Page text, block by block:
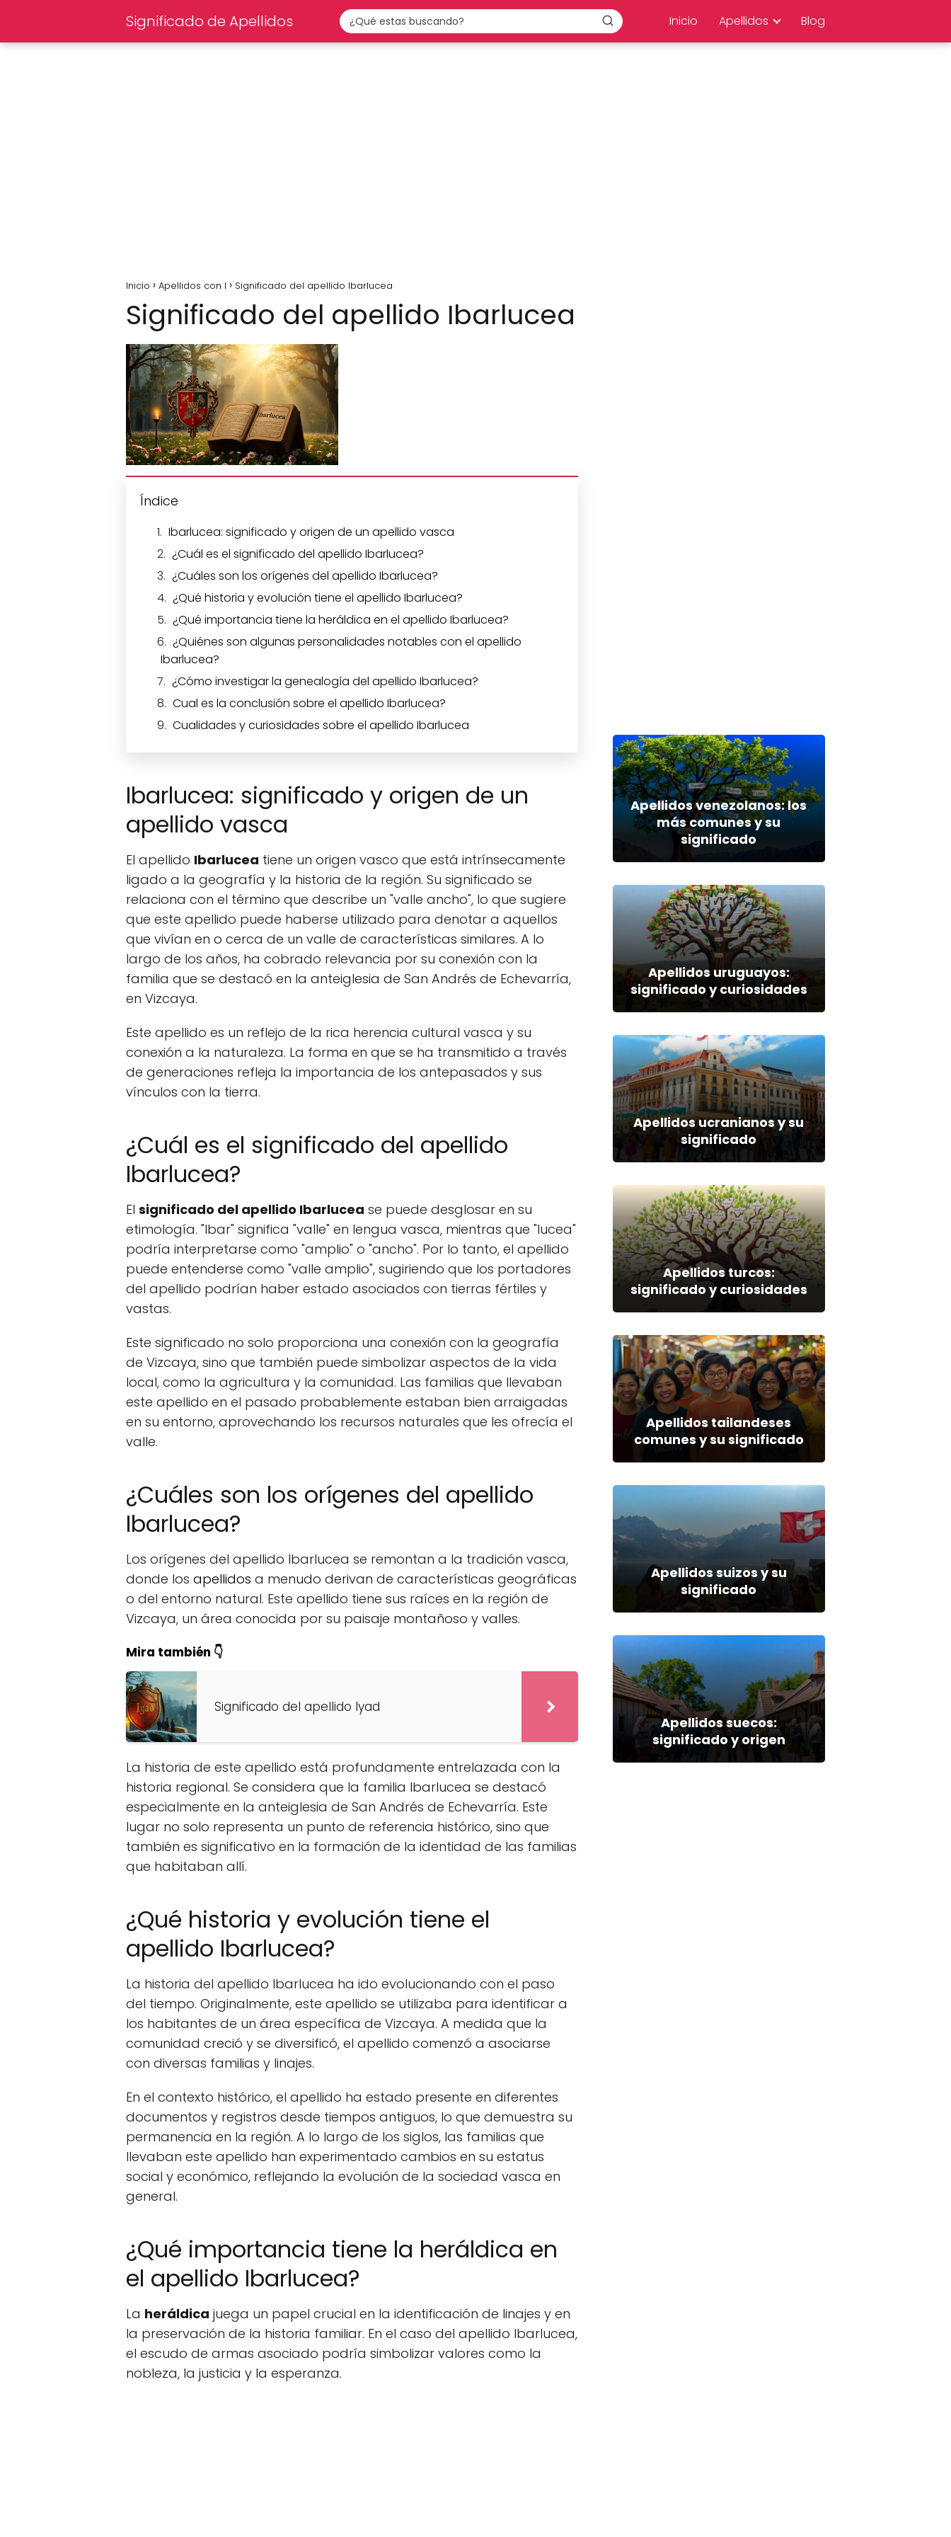
Significado de Apellidos Inicio Apellidos Blog
Inicio Apellidos con I Significado del apellido Ibarlucea
Significado del apellido Ibarlucea
Índice
Ibarlucea: significado y origen de un apellido vasca
¿Cuál es el significado del apellido Ibarlucea?
¿Cuáles son los orígenes del apellido Ibarlucea?
¿Qué historia y evolución tiene el apellido Ibarlucea?
¿Qué importancia tiene la heráldica en el apellido Ibarlucea?
¿Quiénes son algunas personalidades notables con el apellido
Ibarlucea?
¿Cómo investigar la genealogía del apellido Ibarlucea?
Cual es la conclusión sobre el apellido Ibarlucea?
Cualidades y curiosidades sobre el apellido Ibarlucea
Ibarlucea: significado y origen de un
apellido vasca
El apellido Ibarlucea tiene un origen vasco que está intrínsecamente
ligado a la geografía y la historia de la región. Su significado se
relaciona con el término que describe un "valle ancho", lo que sugiere
que este apellido puede haberse utilizado para denotar a aquellos
que vivían en o cerca de un valle de características similares. A lo
largo de los años, ha cobrado relevancia por su conexión con la
familia que se destacó en la anteiglesia de San Andrés de Echevarría,
en Vizcaya.
Este apellido es un reflejo de la rica herencia cultural vasca y su
conexión a la naturaleza. La forma en que se ha transmitido a través
de generaciones refleja la importancia de los antepasados y sus
vínculos con la tierra.
¿Cuál es el significado del apellido
Ibarlucea?
El significado del apellido Ibarlucea se puede desglosar en su
etimología. "Ibar" significa "valle" en lengua vasca, mientras que "lucea"
podría interpretarse como "amplio" o "ancho". Por lo tanto, el apellido
puede entenderse como "valle amplio", sugiriendo que los portadores
del apellido podrían haber estado asociados con tierras fértiles y
vastas.
Este significado no solo proporciona una conexión con la geografía
de Vizcaya, sino que también puede simbolizar aspectos de la vida
local, como la agricultura y la comunidad. Las familias que llevaban
este apellido en el pasado probablemente estaban bien arraigadas
en su entorno, aprovechando los recursos naturales que les ofrecía el
valle.
¿Cuáles son los orígenes del apellido
Ibarlucea?
Los orígenes del apellido Ibarlucea se remontan a la tradición vasca,
donde los apellidos a menudo derivan de características geográficas
o del entorno natural. Este apellido tiene sus raíces en la región de
Vizcaya, un área conocida por su paisaje montañoso y valles.
Mira también 👇
Significado del apellido Iyad
La historia de este apellido está profundamente entrelazada con la
historia regional. Se considera que la familia Ibarlucea se destacó
especialmente en la anteiglesia de San Andrés de Echevarría. Este
lugar no solo representa un punto de referencia histórico, sino que
también es significativo en la formación de la identidad de las familias
que habitaban allí.
¿Qué historia y evolución tiene el
apellido Ibarlucea?
La historia del apellido Ibarlucea ha ido evolucionando con el paso
del tiempo. Originalmente, este apellido se utilizaba para identificar a
los habitantes de un área específica de Vizcaya. A medida que la
comunidad creció y se diversificó, el apellido comenzó a asociarse
con diversas familias y linajes.
En el contexto histórico, el apellido ha estado presente en diferentes
documentos y registros desde tiempos antiguos, lo que demuestra su
permanencia en la región. A lo largo de los siglos, las familias que
llevaban este apellido han experimentado cambios en su estatus
social y económico, reflejando la evolución de la sociedad vasca en
general.
¿Qué importancia tiene la heráldica en
el apellido Ibarlucea?
La heráldica juega un papel crucial en la identificación de linajes y en
la preservación de la historia familiar. En el caso del apellido Ibarlucea,
el escudo de armas asociado podría simbolizar valores como la
nobleza, la justicia y la esperanza.
Apellidos venezolanos: los
más comunes y su
significado
Apellidos uruguayos:
significado y curiosidades
Apellidos ucranianos y su
significado
Apellidos turcos:
significado y curiosidades
Apellidos tailandeses
comunes y su significado
Apellidos suizos y su
significado
Apellidos suecos:
significado y origen